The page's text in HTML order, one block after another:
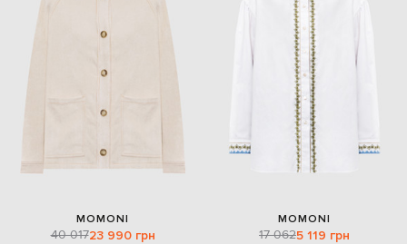
MOMONI
40 01723 990 грн
MOMONI
17 0625 119 грн